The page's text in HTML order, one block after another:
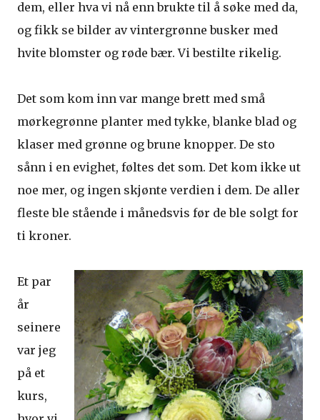
dem, eller hva vi nå enn brukte til å søke med da,
og fikk se bilder av vintergrønne busker med
hvite blomster og røde bær. Vi bestilte rikelig.
Det som kom inn var mange brett med små
mørkegrønne planter med tykke, blanke blad og
klaser med grønne og brune knopper. De sto
sånn i en evighet, føltes det som. Det kom ikke ut
noe mer, og ingen skjønte verdien i dem. De aller
fleste ble stående i månedsvis før de ble solgt for
ti kroner.
Et par
år
seinere
var jeg
på et
kurs,